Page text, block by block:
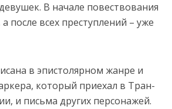
В начале повествования
всех преступлений – уже
в эпистолярном жанре и
который приехал в Тран­
и письма других персонажей.